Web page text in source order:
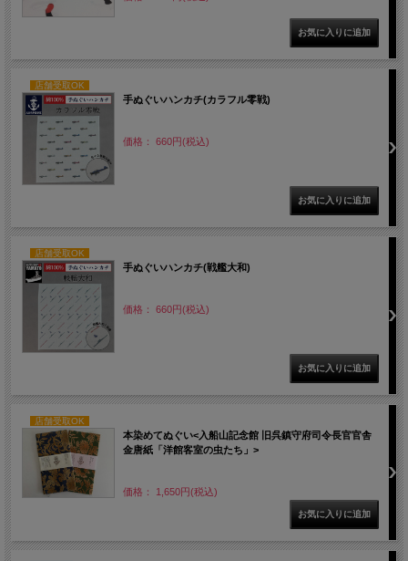
店舗受取OK
手ぬぐいハンカチ(カラフル零戦)
価格： 660円(税込)
店舗受取OK
手ぬぐいハンカチ(戦艦大和)
価格： 660円(税込)
店舗受取OK
本染めてぬぐい<入船山記念館 旧呉鎮守府司令長官官舎
金唐紙「洋館客室の虫たち」>
価格： 1,650円(税込)